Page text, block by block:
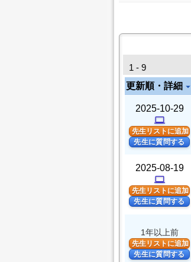
1 - 9
更新順・詳細 arrow_drop_down
2025-10-29
computer
先生リストに追加
先生に質問する
2025-08-19
computer
先生リストに追加
先生に質問する
1年以上前
先生リストに追加
先生に質問する